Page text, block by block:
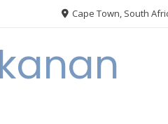
Cape Town, South